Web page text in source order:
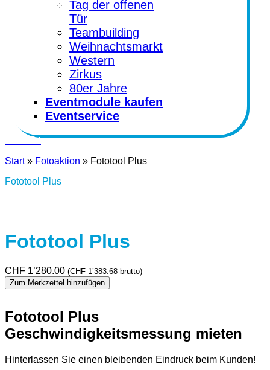
Tag der offenen
Tür
Teambuilding
Weihnachtsmarkt
Western
Zirkus
80er Jahre
Eventmodule kaufen
Eventservice
Kontakt
Start» Fotoaktion » Fototool Plus
Fototool Plus
Fototool Plus
CHF 1’280.00 (CHF 1’383.68 brutto)
Zum Merkzettel hinzufügen
Fototool Plus
Geschwindigkeitsmessung mieten
Hinterlassen Sie einen bleibenden Eindruck beim Kunden!